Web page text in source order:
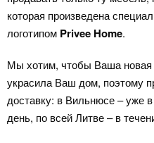
которая произведена
логотипом Privee Home.
Мы хотим, чтобы Ваша новая
украсила Ваш дом, поэтому
доставку: в Вильнюсе – уже
день, по всей Литве – в